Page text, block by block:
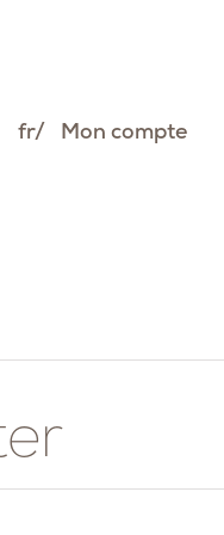
fr Mon compte